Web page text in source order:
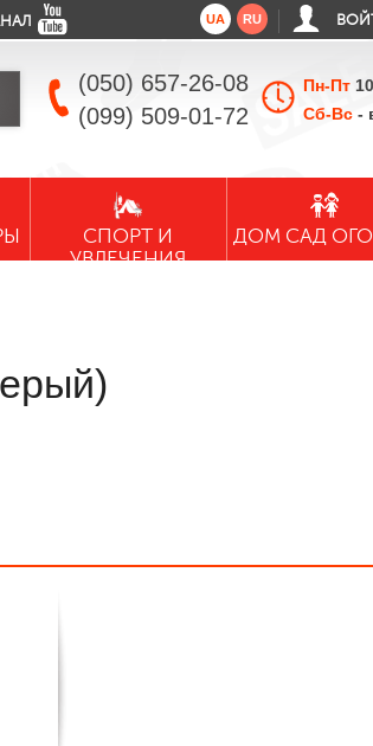
UA RU
(050) 657-26-08
(099) 509-01-72
Пн-Пт
Сб-Вс -
СПОРТ И
УВЛЕЧЕНИЯ
ДОМ САД